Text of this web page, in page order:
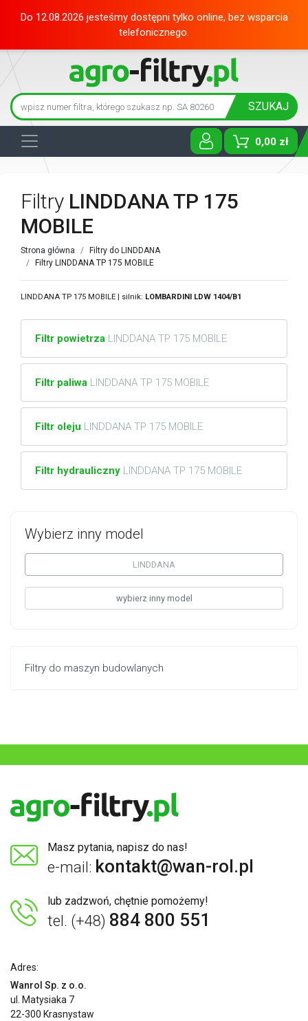
Do 12.08.2026 jesteśmy dostępni tylko online, bez wsparcia
telefonicznego.
SZUKAJ
0,00 zł
Toggle
Wybierz inny model
LINDDANA
wybierz inny model
Filtry do maszyn budowlanych
Filtry LINDDANA TP 175
MOBILE
Strona główna
Filtry do LINDDANA
Filtry LINDDANA TP 175 MOBILE
LINDDANA TP 175 MOBILE | silnik: LOMBARDINI LDW 1404/B1
Filtr powietrza LINDDANA TP 175 MOBILE
Filtr paliwa LINDDANA TP 175 MOBILE
Filtr oleju LINDDANA TP 175 MOBILE
Filtr hydrauliczny LINDDANA TP 175 MOBILE
Masz pytania, napisz do nas!
e-mail: kontakt@wan-rol.pl
lub zadzwoń, chętnie pomożemy!
tel. (+48) 884 800 551
Adres:
Wanrol Sp. z o.o.
ul. Matysiaka 7
22-300 Krasnystaw